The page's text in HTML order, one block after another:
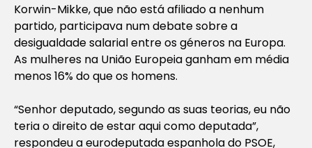
Korwin-Mikke, que não está afiliado a nenhum
partido, participava num debate sobre a
desigualdade salarial entre os géneros na Europa.
As mulheres na União Europeia ganham em média
menos 16% do que os homens.
“Senhor deputado, segundo as suas teorias, eu não
teria o direito de estar aqui como deputada”,
respondeu a eurodeputada espanhola do PSOE,